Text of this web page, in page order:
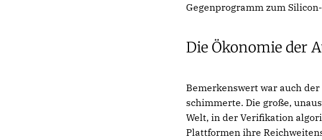
Gegenprogramm zum
Die Ökonomie der
Bemerkenswert war auch
schimmerte. Die große,
Welt, in der Verifikation
Plattformen ihre